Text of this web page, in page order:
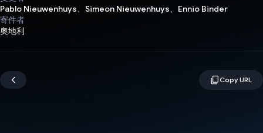
Pablo Nieuwenhuys、Simeon Nieuwenhuys、Ennio Binder
寄件者
奧地利